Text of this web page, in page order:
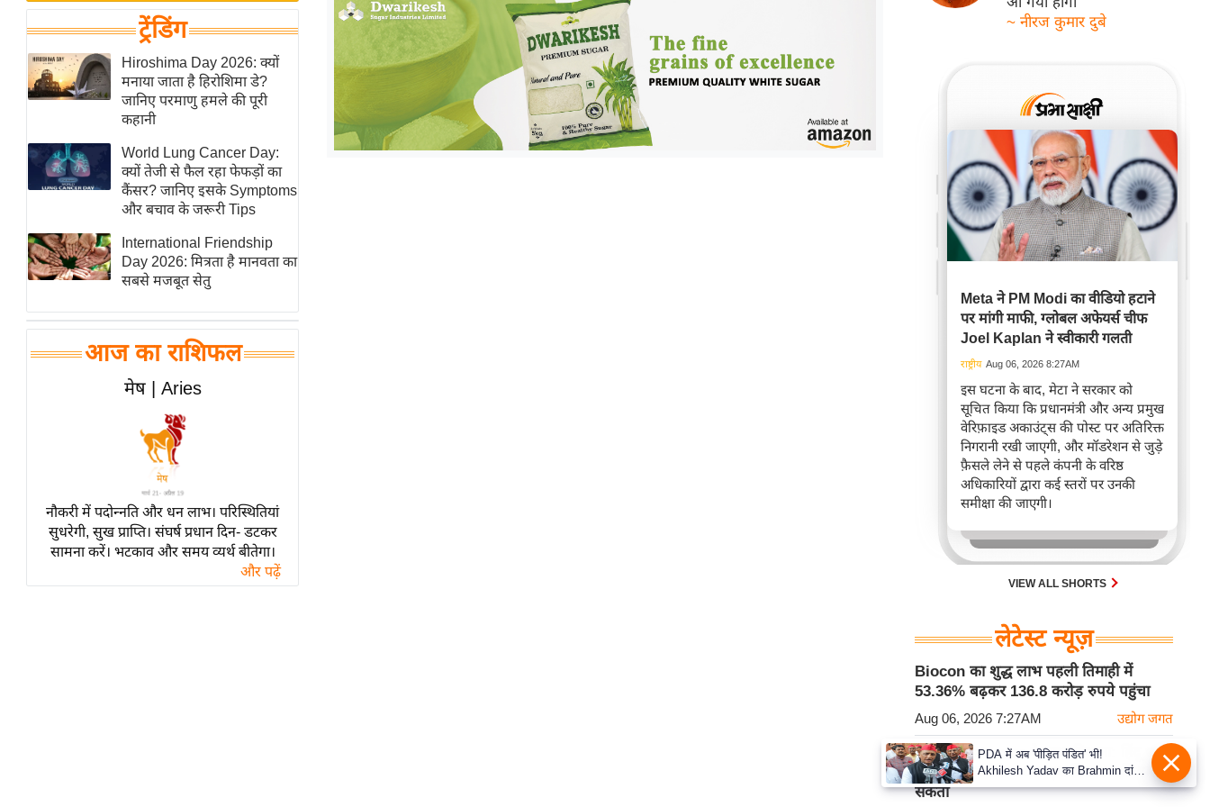
Hindi
News
Hindi
खेल
क्रिकेट
IPL
ई-पेपर
मिसाल बेमिसाल
यंग इंडिया
साहित्य जगत
न्यूज ब्रीफ
मनोरंजन जगत
बॉलीवुड
फिल्म समीक्षा
लाइफस्टाइल
टेक्नॉलॉजी
ट्रेंडिंग
Hiroshima Day 2026: क्यों
मनाया जाता है हिरोशिमा डे?
जानिए परमाणु हमले की पूरी
कहानी
World Lung Cancer Day:
क्यों तेजी से फैल रहा फेफड़ों का
कैंसर? जानिए इसके Symptoms
और बचाव के जरूरी Tips
International Friendship
Day 2026: मित्रता है मानवता का
सबसे मजबूत सेतु
आज का राशिफल
मेष | Aries
नौकरी में पदोन्नति और धन लाभ। परिस्थितियां
सुधरेगी, सुख प्राप्ति। संघर्ष प्रधान दिन- डटकर
सामना करें। भटकाव और समय व्यर्थ बीतेगा।
और पढ़ें
~ नीरज कुमार दुबे
Meta ने PM Modi का वीडियो हटाने
पर मांगी माफी, ग्लोबल अफेयर्स चीफ
Joel Kaplan ने स्वीकारी गलती
राष्ट्रीय Aug 06, 2026 8:27AM
इस घटना के बाद, मेटा ने सरकार को
सूचित किया कि प्रधानमंत्री और अन्य प्रमुख
वेरिफ़ाइड अकाउंट्स की पोस्ट पर अतिरिक्त
निगरानी रखी जाएगी, और मॉडरेशन से जुड़े
फ़ैसले लेने से पहले कंपनी के वरिष्ठ
अधिकारियों द्वारा कई स्तरों पर उनकी
समीक्षा की जाएगी।
VIEW ALL SHORTS
लेटेस्ट न्यूज़
Biocon का शुद्ध लाभ पहली तिमाही में
53.36% बढ़कर 136.8 करोड़ रुपये पहुंचा
Aug 06, 2026 7:27AM उद्योग जगत
DK Shivakumar ने साधा निशाना: हिंदू धर्म
पर कोई राजनीतिक दल एकाधिकार नहीं जमा
सकता
PDA में अब 'पीड़ित पंडित' भी!
Akhilesh Yadav का Brahmin दांव,
बोले- Krishna-Sudama की दोस्ती